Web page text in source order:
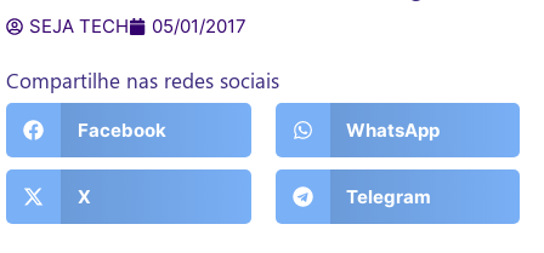
SEJA TECH 05/01/2017
Compartilhe nas redes sociais
Facebook WhatsApp
X Telegram